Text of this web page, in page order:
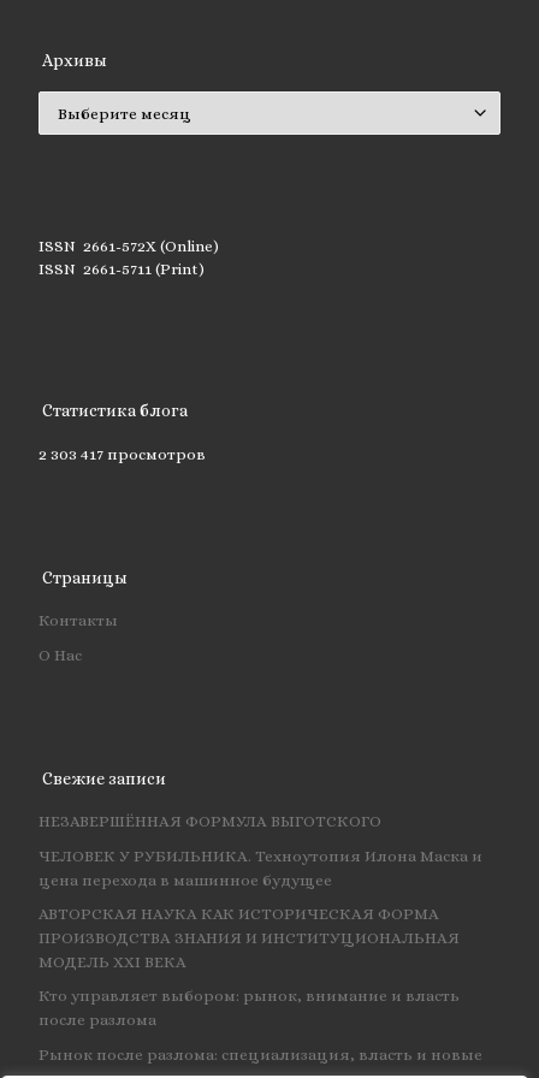
Архивы
ISSN 2661-572X (Online)
ISSN 2661-5711 (Print)
Статистика блога
2 303 417 просмотров
Страницы
Контакты
О Нас
Свежие записи
НЕЗАВЕРШЁННАЯ ФОРМУЛА ВЫГОТСКОГО
ЧЕЛОВЕК У РУБИЛЬНИКА. Техноутопия Илона Маска и
цена перехода в машинное будущее
АВТОРСКАЯ НАУКА КАК ИСТОРИЧЕСКАЯ ФОРМА
ПРОИЗВОДСТВА ЗНАНИЯ И ИНСТИТУЦИОНАЛЬНАЯ
МОДЕЛЬ XXI ВЕКА
Кто управляет выбором: рынок, внимание и власть
после разлома
Рынок после разлома: специализация, власть и новые